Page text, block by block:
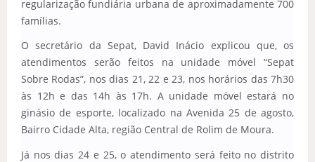
regularização fundiária urbana de aproximadamente 700
famílias.
O secretário da Sepat, David Inácio explicou que, os
atendimentos serão feitos na unidade móvel “Sepat
Sobre Rodas”, nos dias 21, 22 e 23, nos horários das 7h30
às 12h e das 14h às 17h. A unidade móvel estará no
ginásio de esporte, localizado na Avenida 25 de agosto,
Bairro Cidade Alta, região Central de Rolim de Moura.
Já nos dias 24 e 25, o atendimento será feito no distrito